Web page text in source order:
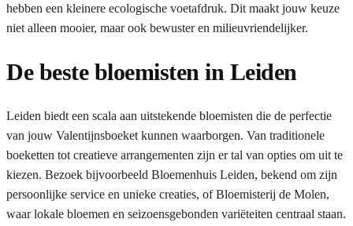
hebben een kleinere ecologische voetafdruk. Dit maakt jouw keuze
niet alleen mooier, maar ook bewuster en milieuvriendelijker.
De beste bloemisten in Leiden
Leiden biedt een scala aan uitstekende bloemisten die de perfectie
van jouw Valentijnsboeket kunnen waarborgen. Van traditionele
boeketten tot creatieve arrangementen zijn er tal van opties om uit te
kiezen. Bezoek bijvoorbeeld Bloemenhuis Leiden, bekend om zijn
persoonlijke service en unieke creaties, of Bloemisterij de Molen,
waar lokale bloemen en seizoensgebonden variëteiten centraal staan.